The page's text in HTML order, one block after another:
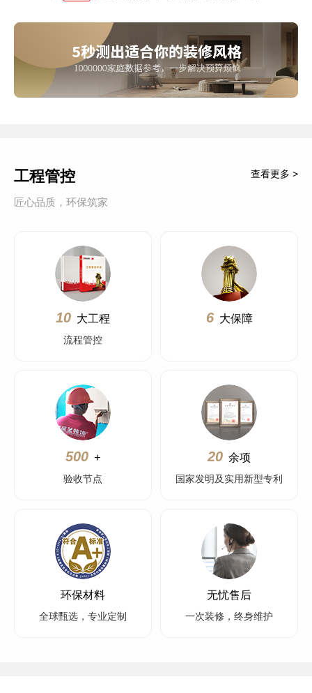
工程管控
匠心品质，环保筑家
查看更多 >
10 大工程
流程管控
6 大保障
500 +
验收节点
20 余项
国家发明及实用新型专利
环保材料
全球甄选，专业定制
无忧售后
一次装修，终身维护